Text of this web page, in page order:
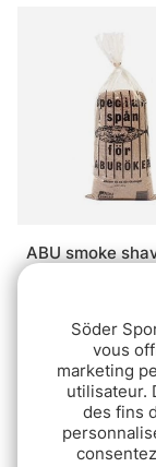
ABU smoke
Söder
vous
marketing
utilisateur.
des fins